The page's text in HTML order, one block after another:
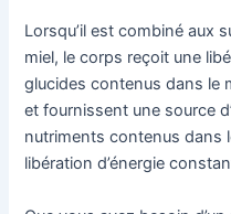
Lorsqu’il est combiné aux
miel, le corps reçoit une
glucides contenus dans le
et fournissent une source
nutriments contenus dans
libération d’énergie